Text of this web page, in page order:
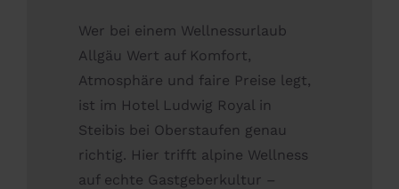
Wer bei einem Wellnessurlaub
Allgäu Wert auf Komfort,
Atmosphäre und faire Preise legt,
ist im Hotel Ludwig Royal in
Steibis bei Oberstaufen genau
richtig. Hier trifft alpine Wellness
auf echte Gastgeberkultur –